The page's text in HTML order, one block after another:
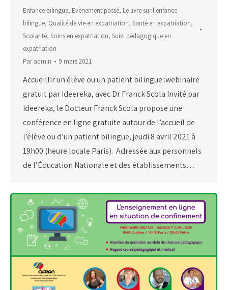
Enfance bilingue, Evènement passé, Le livre sur l'enfance
bilingue, Qualité de vie en expatriation, Santé en expatriation,
Scolarité, Soins en expatriation, Suivi pédagogique en
expatriation
Paradmin 9 mars 2021
Accueillir un élève ou un patient bilingue :webinaire
gratuit par Ideereka, avec Dr Franck Scola Invité par
Ideereka, le Docteur Franck Scola propose une
conférence en ligne gratuite autour de l’accueil de
l’élève ou d’un patient bilingue, jeudi 8 avril 2021 à
19h00 (heure locale Paris). Adressée aux personnels
de l’Éducation Nationale et des établissements…